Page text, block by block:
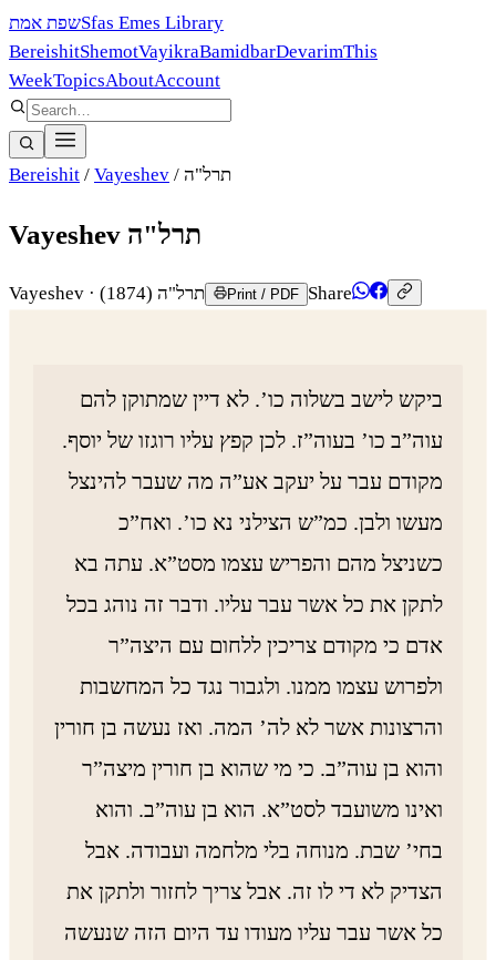
שפת אמתSfas Emes Library
BereishitShemotVayikraBamidbarDevarimThis
WeekTopicsAboutAccount
Bereishit / Vayeshev / תרל"ה
Vayeshev תרל"ה
Vayeshev · תרל"ה (1874) Print / PDF Share
ביקש לישב בשלוה כו’. לא דיין שמתוקן להם
עוה”ב כו’ בעוה”ז. לכן קפץ עליו רוגזו של יוסף.
מקודם עבר על יעקב אע”ה מה שעבר להינצל
מעשו ולבן. כמ”ש הצילני נא כו’. ואח”כ
כשניצל מהם והפריש עצמו מסט”א. עתה בא
לתקן את כל אשר עבר עליו. ודבר זה נוהג בכל
אדם כי מקודם צריכין ללחום עם היצה”ר
ולפרוש עצמו ממנו. ולגבור נגד כל המחשבות
והרצונות אשר לא לה’ המה. ואז נעשה בן חורין
והוא בן עוה”ב. כי מי שהוא בן חורין מיצה”ר
ואינו משועבד לסט”א. הוא בן עוה”ב. והוא
בחי’ שבת. מנוחה בלי מלחמה ועבודה. אבל
הצדיק לא די לו זה. אבל צריך לחזור ולתקן את
כל אשר עבר עליו מעודו עד היום הזה שנעשה